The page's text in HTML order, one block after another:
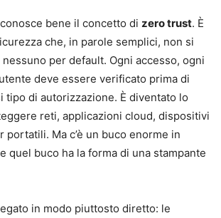
bene il concetto di zero trust. È
che, in parole semplici, non si
per default. Ogni accesso, ogni
deve essere verificato prima di
tipo di autorizzazione. È diventato lo
reti, applicazioni cloud, dispositivi
portatili. Ma c’è un buco enorme in
quel buco ha la forma di una stampante
in modo piuttosto diretto: le